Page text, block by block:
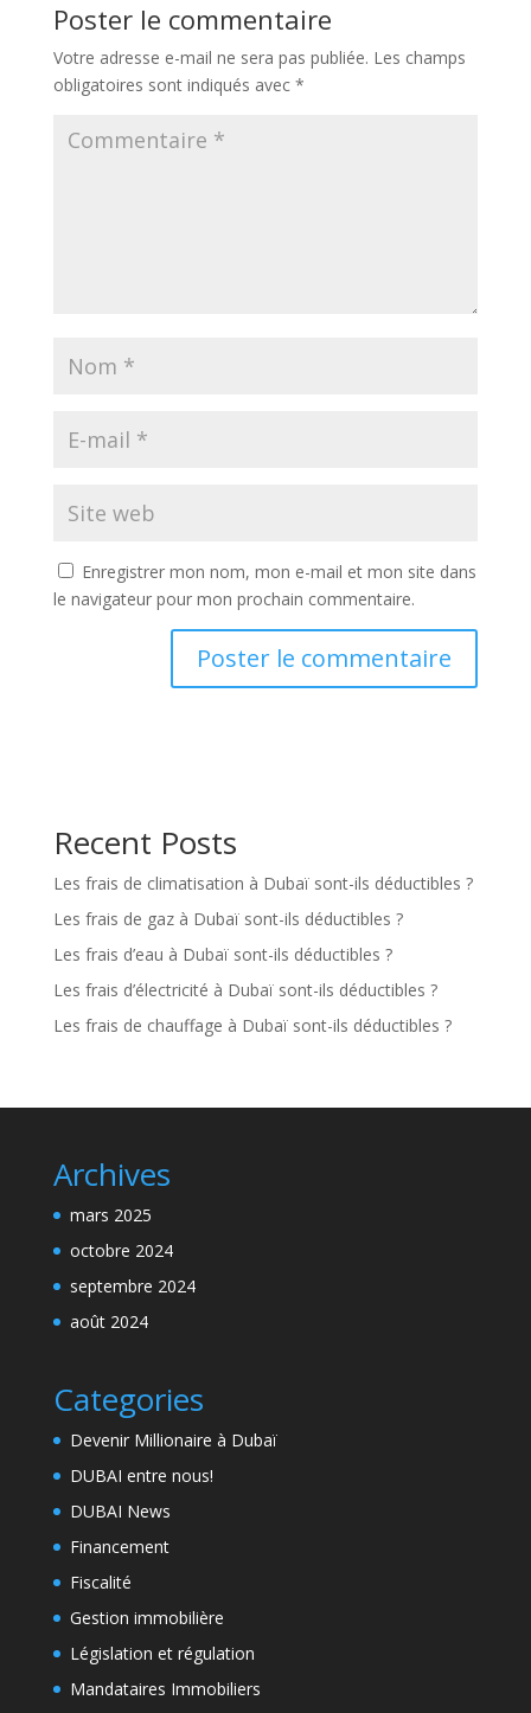
Poster le commentaire
Votre adresse e-mail ne sera pas publiée. Les champs
obligatoires sont indiqués avec *
Enregistrer mon nom, mon e-mail et mon site dans
le navigateur pour mon prochain commentaire.
Recent Posts
Les frais de climatisation à Dubaï sont-ils déductibles ?
Les frais de gaz à Dubaï sont-ils déductibles ?
Les frais d’eau à Dubaï sont-ils déductibles ?
Les frais d’électricité à Dubaï sont-ils déductibles ?
Les frais de chauffage à Dubaï sont-ils déductibles ?
Archives
mars 2025
octobre 2024
septembre 2024
août 2024
Categories
Devenir Millionaire à Dubaï
DUBAI entre nous!
DUBAI News
Financement
Fiscalité
Gestion immobilière
Législation et régulation
Mandataires Immobiliers